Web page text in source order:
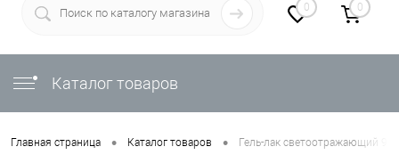
0 0
Каталог товаров
Главная страница • Каталог товаров • Гель-лак светоотражающий